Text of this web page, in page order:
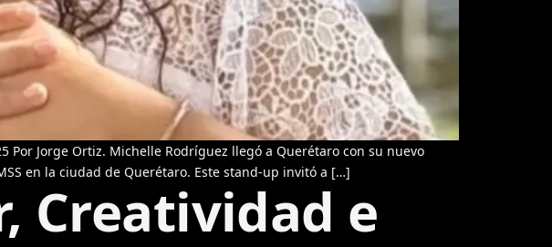
Por Jorge Ortiz. Michelle Rodríguez llegó a Querétaro con su nuevo
en la ciudad de Querétaro. Este stand-up invitó a […]
Creatividad e